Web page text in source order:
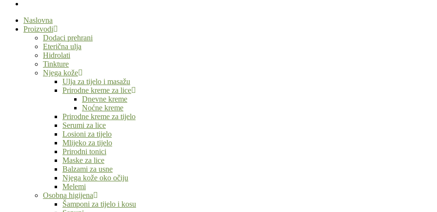
Naslovna
Proizvodi
Dodaci prehrani
Eterična ulja
Hidrolati
Tinkture
Njega kože
Ulja za tijelo i masažu
Prirodne kreme za lice
Dnevne kreme
Noćne kreme
Prirodne kreme za tijelo
Serumi za lice
Losioni za tijelo
Mlijeko za tijelo
Prirodni tonici
Maske za lice
Balzami za usne
Njega kože oko očiju
Melemi
Osobna higijena
Šamponi za tijelo i kosu